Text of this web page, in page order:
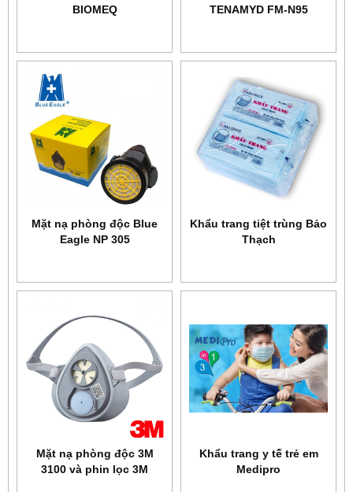
BIOMEQ TENAMYD FM-N95
Mặt nạ phòng độc Blue
Eagle NP 305
Khẩu trang tiệt trùng Bảo
Thạch
Mặt nạ phòng độc 3M
3100 và phin lọc 3M
Khẩu trang y tế trẻ em
Medipro